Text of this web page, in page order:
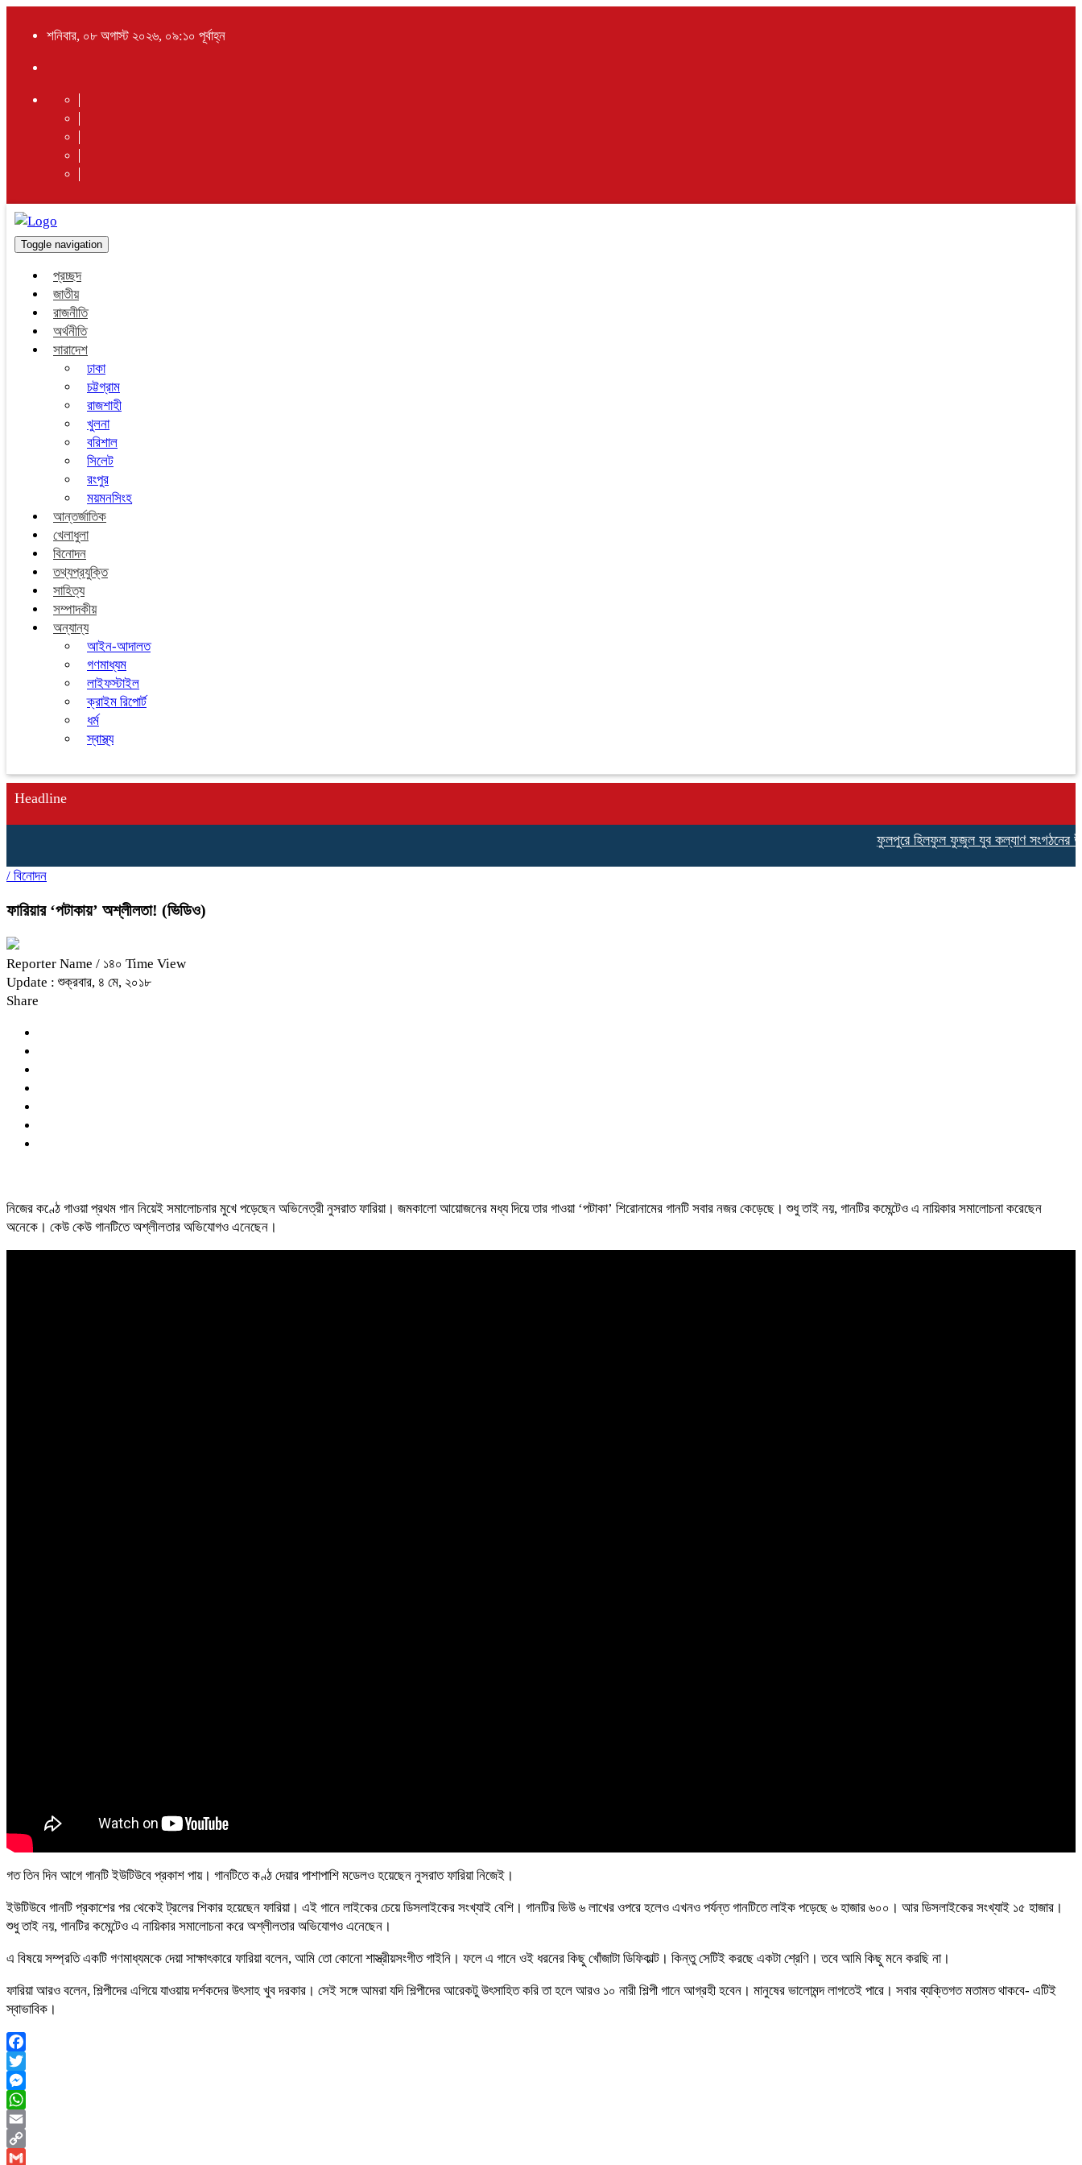
শনিবার, ০৮ অগাস্ট ২০২৬, ০৯:১০ পূর্বাহ্ন
Toggle navigation
প্রচ্ছদ
জাতীয়
রাজনীতি
অর্থনীতি
সারাদেশ
ঢাকা
চট্টগ্রাম
রাজশাহী
খুলনা
বরিশাল
সিলেট
রংপুর
ময়মনসিংহ
আন্তর্জাতিক
খেলাধুলা
বিনোদন
তথ্যপ্রযুক্তি
সাহিত্য
সম্পাদকীয়
অন্যান্য
আইন-আদালত
গণমাধ্যম
লাইফস্টাইল
ক্রাইম রিপোর্ট
ধর্ম
স্বাস্থ্য
Headline
ফুলপুরে হিলফুল ফুজুল যুব কল্যাণ সংগঠনের
/ বিনোদন
ফারিয়ার ‘পটাকায়’ অশ্লীলতা! (ভিডিও)
Reporter Name / ১৪০ Time View
Update : শুক্রবার, ৪ মে, ২০১৮
Share
নিজের কণ্ঠে গাওয়া প্রথম গান নিয়েই সমালোচনার মুখে পড়েছেন অভিনেত্রী নুসরাত ফারিয়া। জমকালো আয়োজনের মধ্য দিয়ে তার গাওয়া ‘পটাকা’ শিরোনামের গানটি সবার নজর কেড়েছে। শুধু তাই নয়, গানটির কমেন্টেও এ নায়িকার সমালোচনা করেছেন
অনেকে। কেউ কেউ গানটিতে অশ্লীলতার অভিযোগও এনেছেন।
গত তিন দিন আগে গানটি ইউটিউবে প্রকাশ পায়। গানটিতে কণ্ঠ দেয়ার পাশাপাশি মডেলও হয়েছেন নুসরাত ফারিয়া নিজেই।
ইউটিউবে গানটি প্রকাশের পর থেকেই ট্রলের শিকার হয়েছেন ফারিয়া। এই গানে লাইকের চেয়ে ডিসলাইকের সংখ্যাই বেশি। গানটির ভিউ ৬ লাখের ওপরে হলেও এখনও পর্যন্ত গানটিতে লাইক পড়েছে ৬ হাজার ৬০০। আর ডিসলাইকের সংখ্যাই ১৫ হাজার।
শুধু তাই নয়, গানটির কমেন্টেও এ নায়িকার সমালোচনা করে অশ্লীলতার অভিযোগও এনেছেন।
এ বিষয়ে সম্প্রতি একটি গণমাধ্যমকে দেয়া সাক্ষাৎকারে ফারিয়া বলেন, আমি তো কোনো শাস্ত্রীয়সংগীত গাইনি। ফলে এ গানে ওই ধরনের কিছু খোঁজাটা ডিফিকাল্ট। কিন্তু সেটিই করছে একটা শ্রেণি। তবে আমি কিছু মনে করছি না।
ফারিয়া আরও বলেন, শিল্পীদের এগিয়ে যাওয়ায় দর্শকদের উৎসাহ খুব দরকার। সেই সঙ্গে আমরা যদি শিল্পীদের আরেকটু উৎসাহিত করি তা হলে আরও ১০ নারী শিল্পী গানে আগ্রহী হবেন। মানুষের ভালোমন্দ লাগতেই পারে। সবার ব্যক্তিগত মতামত থাকবে- এটিই
স্বাভাবিক।
Facebook
Twitter
Messenger
WhatsApp
Email
Copy